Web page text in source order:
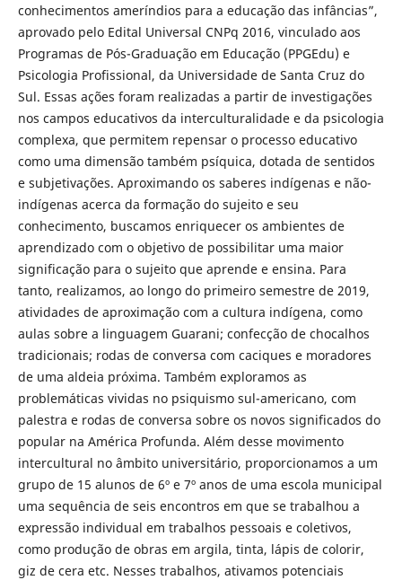
conhecimentos ameríndios para a educação das infâncias”,
aprovado pelo Edital Universal CNPq 2016, vinculado aos
Programas de Pós-Graduação em Educação (PPGEdu) e
Psicologia Profissional, da Universidade de Santa Cruz do
Sul. Essas ações foram realizadas a partir de investigações
nos campos educativos da interculturalidade e da psicologia
complexa, que permitem repensar o processo educativo
como uma dimensão também psíquica, dotada de sentidos
e subjetivações. Aproximando os saberes indígenas e não-
indígenas acerca da formação do sujeito e seu
conhecimento, buscamos enriquecer os ambientes de
aprendizado com o objetivo de possibilitar uma maior
significação para o sujeito que aprende e ensina. Para
tanto, realizamos, ao longo do primeiro semestre de 2019,
atividades de aproximação com a cultura indígena, como
aulas sobre a linguagem Guarani; confecção de chocalhos
tradicionais; rodas de conversa com caciques e moradores
de uma aldeia próxima. Também exploramos as
problemáticas vividas no psiquismo sul-americano, com
palestra e rodas de conversa sobre os novos significados do
popular na América Profunda. Além desse movimento
intercultural no âmbito universitário, proporcionamos a um
grupo de 15 alunos de 6º e 7º anos de uma escola municipal
uma sequência de seis encontros em que se trabalhou a
expressão individual em trabalhos pessoais e coletivos,
como produção de obras em argila, tinta, lápis de colorir,
giz de cera etc. Nesses trabalhos, ativamos potenciais